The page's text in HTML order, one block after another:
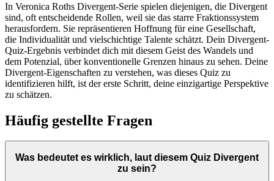
In Veronica Roths Divergent-Serie spielen diejenigen, die Divergent
sind, oft entscheidende Rollen, weil sie das starre Fraktionssystem
herausfordern. Sie repräsentieren Hoffnung für eine Gesellschaft,
die Individualität und vielschichtige Talente schätzt. Dein Divergent-
Quiz-Ergebnis verbindet dich mit diesem Geist des Wandels und
dem Potenzial, über konventionelle Grenzen hinaus zu sehen. Deine
Divergent-Eigenschaften zu verstehen, was dieses Quiz zu
identifizieren hilft, ist der erste Schritt, deine einzigartige Perspektive
zu schätzen.
Häufig gestellte Fragen
Was bedeutet es wirklich, laut diesem Quiz Divergent
zu sein?